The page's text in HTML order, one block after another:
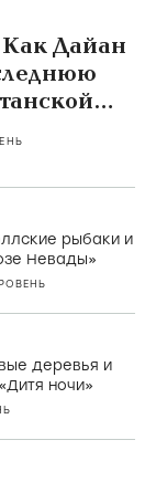
Как Дайан
рыбаки и
Невады»
деревья и
ночи»